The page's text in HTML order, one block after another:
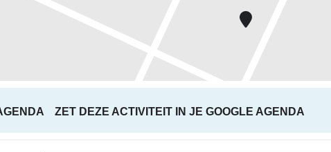
ZET DEZE ACTIVITEIT IN JE GOOGLE AGENDA